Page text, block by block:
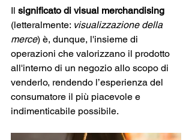
Il significato di visual merchandising
(letteralmente: visualizzazione della
merce) è, dunque, l'insieme di
operazioni che valorizzano il prodotto
all'interno di un negozio allo scopo di
venderlo, rendendo l’esperienza del
consumatore il più piacevole e
indimenticabile possibile.